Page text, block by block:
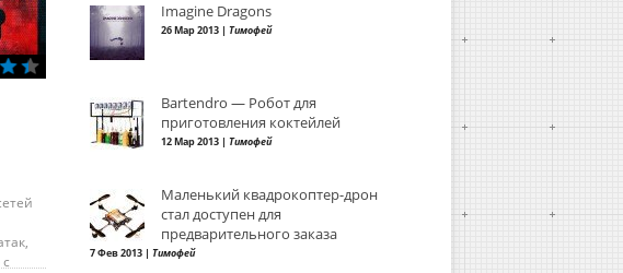
Imagine Dragons
26 Мар 2013 | Тимофей
Bartendro — Робот для
приготовления коктейлей
12 Мар 2013 | Тимофей
Маленький квадрокоптер-дрон
стал доступен для
предварительного заказа
7 Фев 2013 | Тимофей